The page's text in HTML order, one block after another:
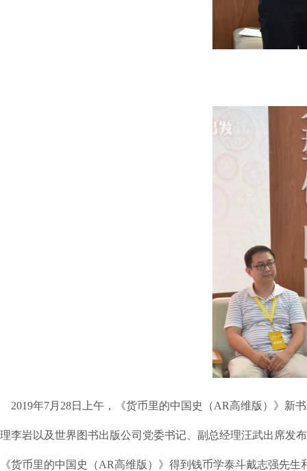
2019年7月28日上午，《货币里的中国史（AR高维版）》新
理李岩以及世界图书出版公司党委书记、副总经理汪武出席发
《货币里的中国史（AR高维版）》得到钱币学泰斗戴志强先